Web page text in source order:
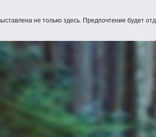
не только здесь. Предпочтение будет